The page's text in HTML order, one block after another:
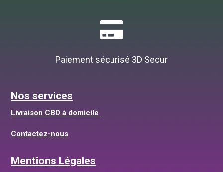

Paiement sécurisé 3D Secur
Nos services
Livraison CBD à domicile
Contactez-nous
Mentions Légales